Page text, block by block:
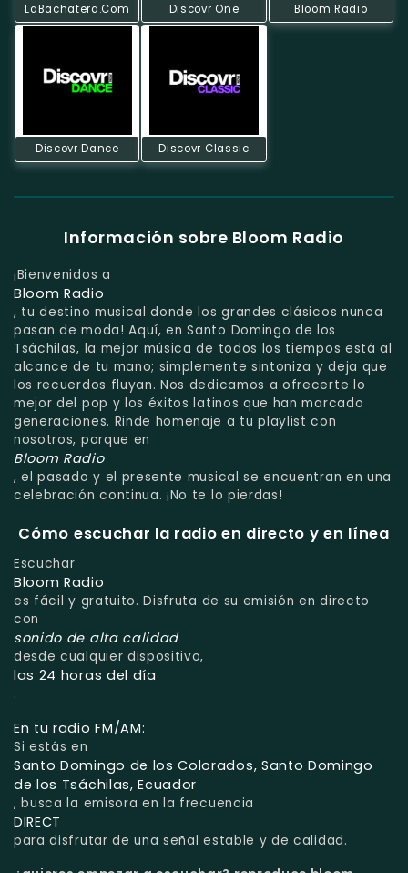
LaBachatera.Com Discovr One Bloom Radio
Discovr Dance Discovr Classic
Información sobre Bloom Radio
¡Bienvenidos a
Bloom Radio
, tu destino musical donde los grandes clásicos nunca
pasan de moda! Aquí, en Santo Domingo de los
Tsáchilas, la mejor música de todos los tiempos está al
alcance de tu mano; simplemente sintoniza y deja que
los recuerdos fluyan. Nos dedicamos a ofrecerte lo
mejor del pop y los éxitos latinos que han marcado
generaciones. Rinde homenaje a tu playlist con
nosotros, porque en
Bloom Radio
, el pasado y el presente musical se encuentran en una
celebración continua. ¡No te lo pierdas!
Cómo escuchar la radio en directo y en línea
Escuchar
Bloom Radio
es fácil y gratuito. Disfruta de su emisión en directo
con
sonido de alta calidad
desde cualquier dispositivo,
las 24 horas del día
.
En tu radio FM/AM:
Si estás en
Santo Domingo de los Colorados, Santo Domingo
de los Tsáchilas, Ecuador
, busca la emisora en la frecuencia
DIRECT
para disfrutar de una señal estable y de calidad.